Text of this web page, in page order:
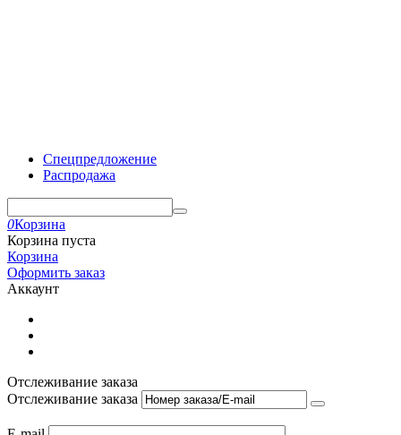
Спецпредложение
Распродажа
0Корзина
Корзина пуста
Корзина
Оформить заказ
Аккаунт
Отслеживание заказа
Отслеживание заказа